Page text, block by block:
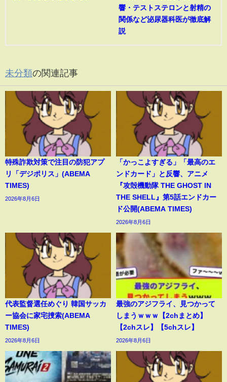
響・テストステロンと射精の
関係など泌尿器科医が徹底解
説
未分類の関連記事
特殊詐欺対策で注目の防犯アプ
リ「デジポリス」(ABEMA
TIMES)
2026年8月6日
「かっこよすぎる」「最高のエ
ンドカード」と反響、アニメ
『攻殻機動隊 THE GHOST IN
THE SHELL』第5話エンドカー
ド公開(ABEMA TIMES)
2026年8月6日
代表監督選任めぐり 韓国サッカ
ー協会に家宅捜索(ABEMA
TIMES)
2026年8月6日
最強のアジフライ、見つかって
しまうｗｗｗ【2chまとめ】
【2chスレ】【5chスレ】
2026年8月6日